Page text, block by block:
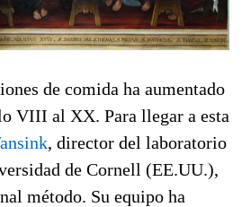
de comida ha aumentado
VIII al XX. Para llegar a esta
, director del laboratorio
de Cornell (EE.UU.),
método. Su equipo ha